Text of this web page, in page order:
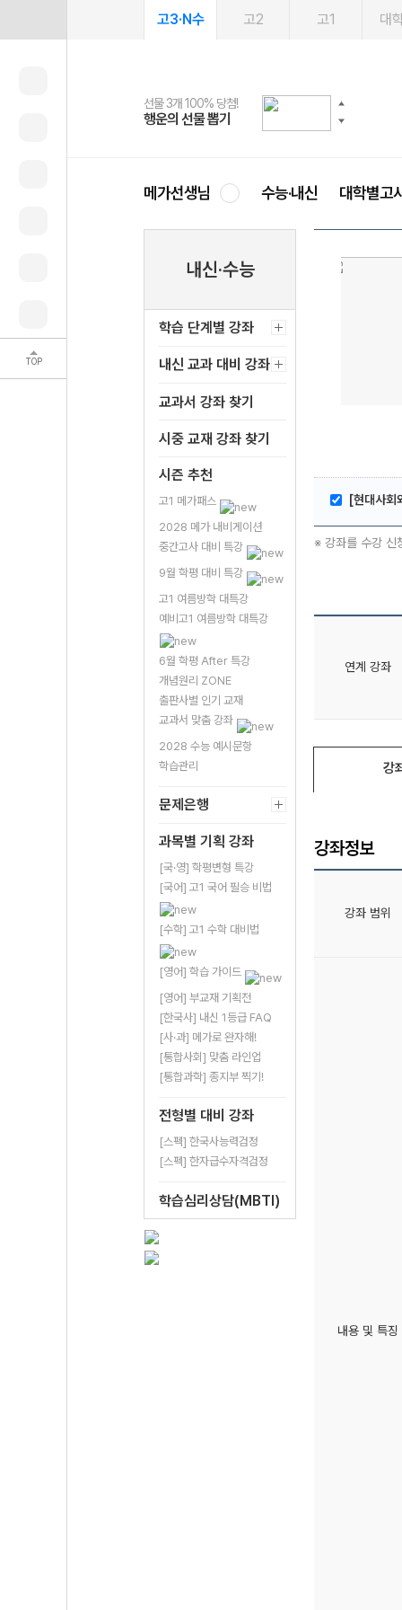
TOP
고3·N수 고2 고1 대
선물 3개 100% 당첨!
행운의 선물 뽑기
선물 100% 증정!
메가스터디 X 올리브
여름방학 스터디 캐시백
메가런 썸머스쿨
2027 러셀 단과
강사 공개선발
스마트러닝앱
설문 EVENT
메가패스
3일 무료 체험권
메가패스 수강생 무료혜택!
메가클럽 멤버십
사회공헌 캠페인
희망이룸 메가나눔
메가선생님 수능·내신 대학별고
내신·수능
학습 단계별 강좌
내신 교과 대비 강좌
교과서 강좌 찾기
시중 교재 강좌 찾기
시즌 추천
고1 메가패스
2028 메가 내비게이션
중간고사 대비 특강
9월 학평 대비 특강
고1 여름방학 대특강
예비고1 여름방학 대특강
6월 학평 After 특강
개념원리 ZONE
출판사별 인기 교재
교과서 맞춤 강좌
2028 수능 예시문항
학습관리
문제은행
과목별 기획 강좌
[국·영] 학평변형 특강
[국어] 고1 국어 필승 비법
[수학] 고1 수학 대비법
[영어] 학습 가이드
[영어] 부교재 기획전
[한국사] 내신 1등급 FAQ
[사·과] 메가로 완자해!
[통합사회] 맞춤 라인업
[통합과학] 종지부 찍기!
전형별 대비 강좌
[스펙] 한국사능력검정
[스펙] 한자급수자격검정
학습심리상담(MBTI)
[현대사회
※ 강좌를 수강 신
연계 강좌
강
강좌정보
강좌 범위
내용 및 특징